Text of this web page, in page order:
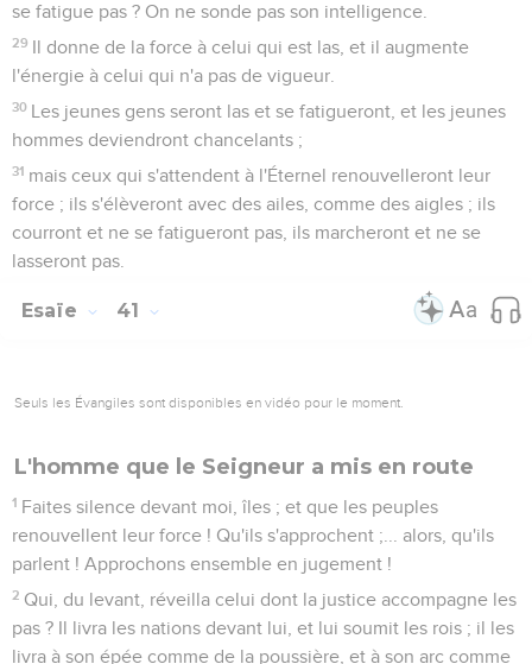
se fatigue pas ? On ne sonde pas son intelligence.
29 Il donne de la force à celui qui est las, et il augmente
l'énergie à celui qui n'a pas de vigueur.
30 Les jeunes gens seront las et se fatigueront, et les jeunes
hommes deviendront chancelants ;
31 mais ceux qui s'attendent à l'Éternel renouvelleront leur
force ; ils s'élèveront avec des ailes, comme des aigles ; ils
courront et ne se fatigueront pas, ils marcheront et ne se
lasseront pas.
Esaïe 41
Seuls les Évangiles sont disponibles en vidéo pour le moment.
L'homme que le Seigneur a mis en route
1 Faites silence devant moi, îles ; et que les peuples
renouvellent leur force ! Qu'ils s'approchent ;... alors, qu'ils
parlent ! Approchons ensemble en jugement !
2 Qui, du levant, réveilla celui dont la justice accompagne les
pas ? Il livra les nations devant lui, et lui soumit les rois ; il les
livra à son épée comme de la poussière, et à son arc comme